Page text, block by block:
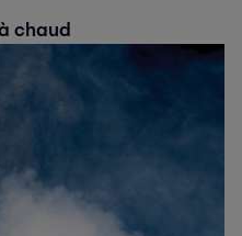
chaud